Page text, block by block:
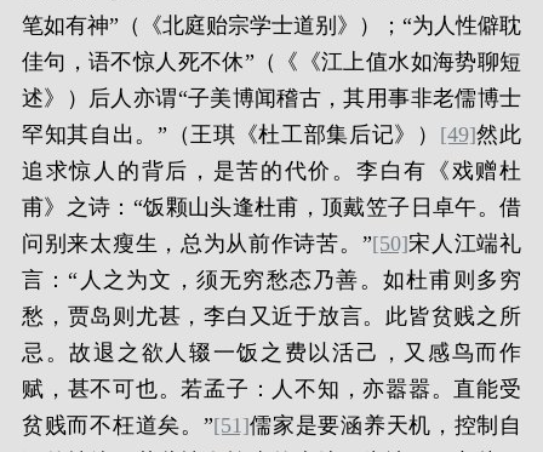
笔如有神”（《北庭贻宗学士道别》）；“为人性僻耽
佳句，语不惊人死不休”（《《江上值水如海势聊短
述》）后人亦谓“子美博闻稽古，其用事非老儒博士
罕知其自出。”（王琪《杜工部集后记》） [49]然此
追求惊人的背后，是苦的代价。李白有《戏赠杜
甫》之诗：“饭颗山头逢杜甫，顶戴笠子日卓午。借
问别来太瘦生，总为从前作诗苦。”[50]宋人江端礼
言：“人之为文，须无穷愁态乃善。如杜甫则多穷
愁，贾岛则尤甚，李白又近于放言。此皆贫贱之所
忌。故退之欲人辍一饭之费以活己，又感鸟而作
赋，甚不可也。若孟子：人不知，亦嚣嚣。直能受
贫贱而不枉道矣。”[51]儒家是要涵养天机，控制自